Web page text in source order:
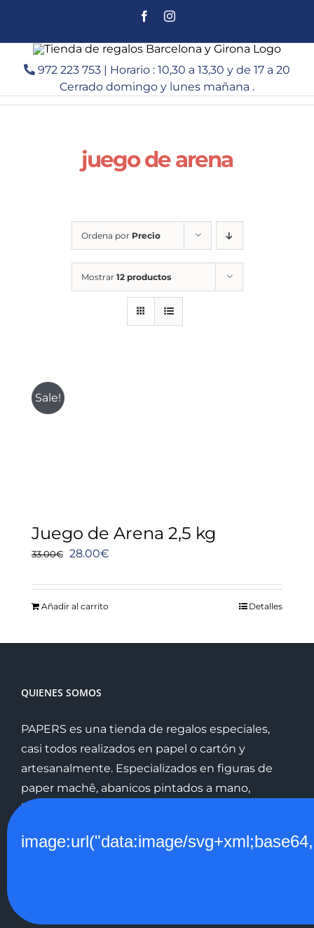
contenido
FacebookInstagram
972 223 753 | Horario : 10,30 a 13,30 y de 17 a 20
Cerrado domingo y lunes mañana .
juego de arena
Ordena por Precio
Mostrar 12 productos
Sale!
Juego de Arena 2,5 kg
33.00€ El
original
era:
28.00€
actual
Añadir al carrito Detalles
QUIENES SOMOS
PAPERS es una tienda de regalos especiales,
casi todos realizados en papel o cartón y
artesanalmente. Especializados en figuras de
paper machê, abanicos pintados a mano,
libretas y álbums de fotos de todos los tamaños
pudiendo ser personalizado.
image:url("data:image/